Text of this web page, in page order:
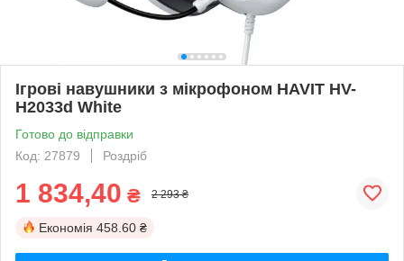
Ігрові навушники з мікрофоном HAVIT HV-
H2033d White
Готово до відправки
Код: 27879
Роздріб
1 834,40 ₴ 2 293 ₴
Економія 458.60 ₴